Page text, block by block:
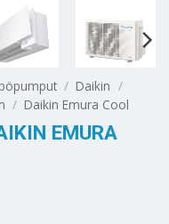
/ Daikin /
/ Daikin Emura Cool
EMURA